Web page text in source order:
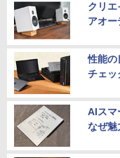
クリエ
アオー
性能の
チェッ
AIスマ
なぜ魅